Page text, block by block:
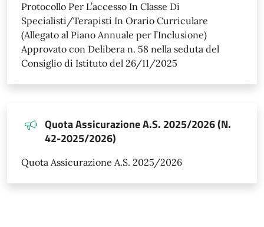
Protocollo Per L’accesso In Classe Di
Specialisti/Terapisti In Orario Curriculare
(Allegato al Piano Annuale per l’Inclusione)
Approvato con Delibera n. 58 nella seduta del
Consiglio di Istituto del 26/11/2025
Quota Assicurazione A.S. 2025/2026 (N.
42-2025/2026)
Quota Assicurazione A.S. 2025/2026